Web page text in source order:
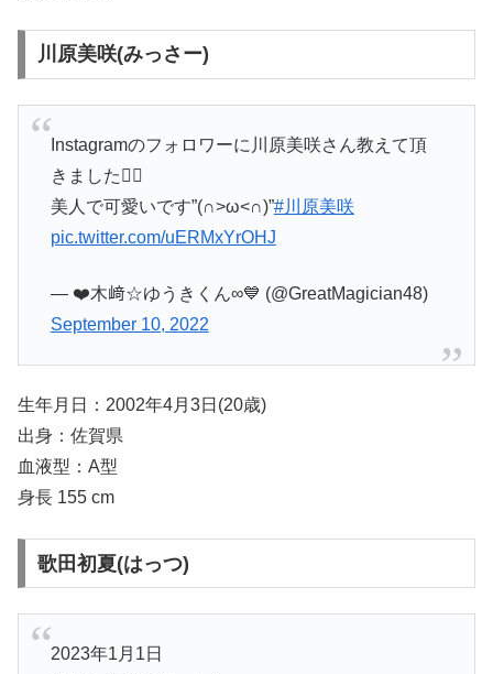
川原美咲(みっさー)
Instagramのフォロワーに川原美咲さん教えて頂
きました🙇‍♂️
美人で可愛いです”(∩>ω<∩)”#川原美咲
pic.twitter.com/uERMxYrOHJ
— ❤️木﨑☆ゆうきくん∞💙 (@GreatMagician48)
September 10, 2022
生年月日：2002年4月3日(20歳)
出身：佐賀県
血液型：A型
身長 155 cm
歌田初夏(はっつ)
2023年1月1日